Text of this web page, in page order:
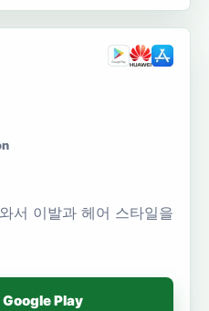
서 이발과 헤어 스타일을
Play